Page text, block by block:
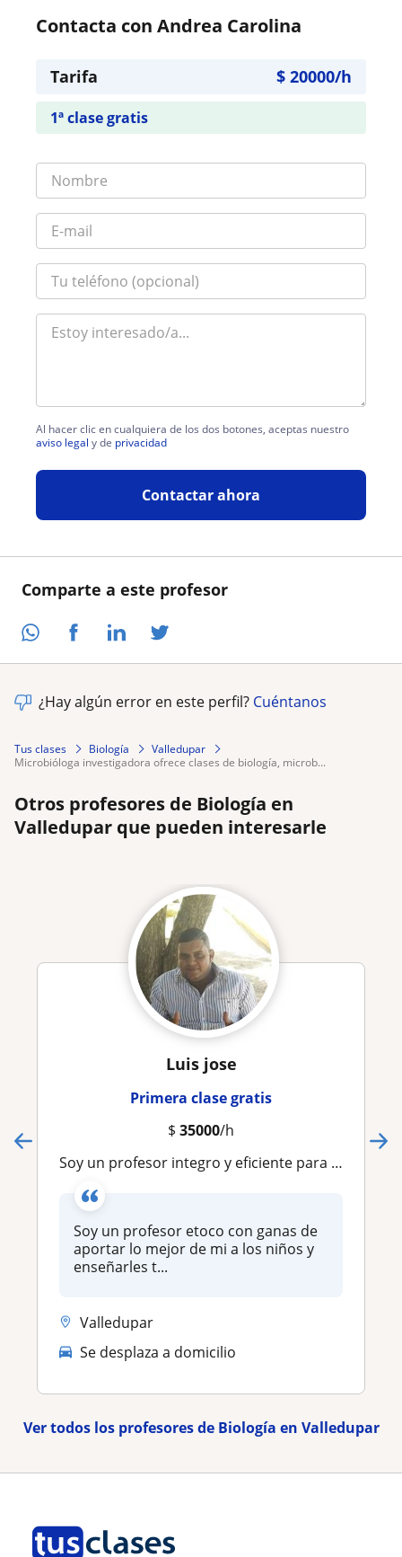
Comparte a este profesor
Contacta con Andrea Carolina
Tarifa $ 20000/h
1ª clase gratis
Al hacer clic en cualquiera de los dos botones, aceptas nuestro
aviso legal y de privacidad
Contactar ahora
¿Hay algún error en este perfil? Cuéntanos
Tus clases Biología
Valledupar
microbióloga investigadora ofrece clases de biología, microb...
Otros profesores de Biología en
Valledupar que pueden interesarle
Luis jose
Primera clase gratis
$ 35000/h
Soy un profesor integro y eficiente para enseñarle
Soy un profesor etoco con ganas de
aportar lo mejor de mi a los niños y
enseñarles t...
Valledupar
Se desplaza a domicilio
Ver todos los profesores de Biología en Valledupar